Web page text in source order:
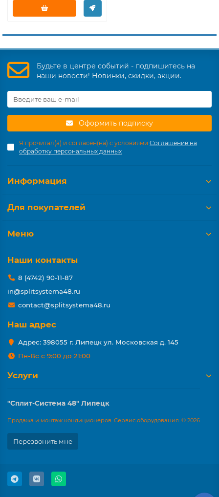
Будьте в центре событий - подпишитесь на
наши новости! Новинки, скидки, акции.
Оформить подписку
Я прочитал(а) и согласен(на) с условиями Соглашение на
обработку персональных данных
Информация
Для покупателей
Меню
Наши контакты
8 (4742) 90-11-87
in@splitsystema48.ru
contact@splitsystema48.ru
Наш адрес
Адрес: 398055 г. Липецк ул. Московская д. 145
Пн-Вс с 9:00 до 21:00
Услуги
"Сплит-Система 48" Липецк
Продажа и монтаж кондиционеров. Сервис оборудования. © 2026
Перезвонить мне